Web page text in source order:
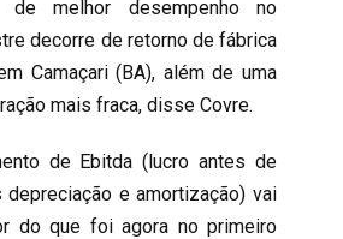
de melhor desempenho no
decorre de retorno de fábrica
Camaçari (BA), além de uma
mais fraca, disse Covre.
de Ebitda (lucro antes de
e amortização) vai
do que foi agora no primeiro